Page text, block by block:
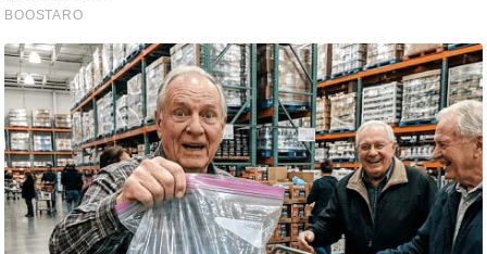
रा
ज
नी
ति
वि
श्ले
ष